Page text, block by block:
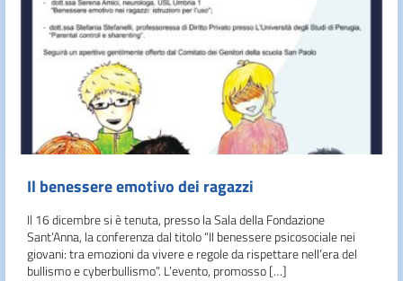
Il benessere emotivo dei ragazzi
Il 16 dicembre si è tenuta, presso la Sala della Fondazione
Sant’Anna, la conferenza dal titolo “Il benessere psicosociale nei
giovani: tra emozioni da vivere e regole da rispettare nell’era del
bullismo e cyberbullismo”. L’evento, promosso […]